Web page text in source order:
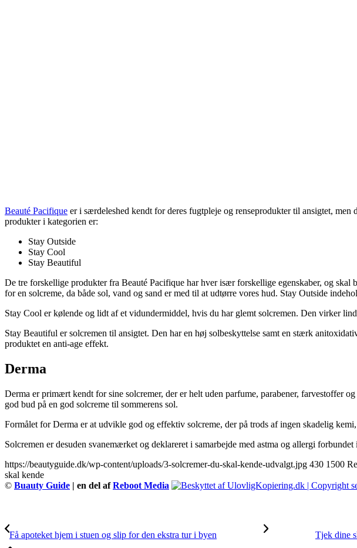
Beauté Pacifique er i særdeleshed kendt for deres fugtpleje og renseprodukter til ansigtet,
produkter i kategorien er:
Stay Outside
Stay Cool
Stay Beautiful
De tre forskellige produkter fra Beauté Pacifique har hver især forskellige egenskaber, og
for en solcreme, da både sol, vand og sand er med til at udtørre vores hud. Stay Outside
Stay Cool er kølende og lidt af et vidundermiddel, hvis du har glemt solcremen. Den virker
Stay Beautiful er solcremen til ansigtet. Den har en høj solbeskyttelse samt en stærk
produktet en anti-age effekt.
Derma
Derma er primært kendt for sine solcremer, der er helt uden parfume, parabener, farvestoffer
god bud på en god solcreme til sommerens sol.
Formålet for Derma er at udvikle god og effektiv solcreme, der på trods af ingen skadelig
Solcremen er desuden svanemærket og deklareret i samarbejde med astma og allergi
https://beautyguide.dk/wp-content/uploads/3-solcremer-du-skal-kende-udvalgt.jpg 430 1500
skal kende
© Buauty Guide | en del afReboot Media
Få apoteket hjem i stuen og slip for den ekstra tur i byen Tjek dine